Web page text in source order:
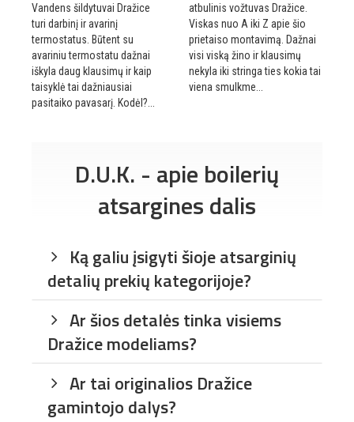
Vandens šildytuvai Dražice
turi darbinį ir avarinį
termostatus. Būtent su
avariniu termostatu dažnai
iškyla daug klausimų ir kaip
taisyklė tai dažniausiai
pasitaiko pavasarį. Kodėl?...
atbulinis vožtuvas Dražice.
Viskas nuo A iki Z apie šio
prietaiso montavimą. Dažnai
visi viską žino ir klausimų
nekyla iki stringa ties kokia tai
viena smulkme...
D.U.K. - apie boilerių
atsargines dalis
Ką galiu įsigyti šioje atsarginių
detalių prekių kategorijoje?
Ar šios detalės tinka visiems
Dražice modeliams?
Ar tai originalios Dražice
gamintojo dalys?